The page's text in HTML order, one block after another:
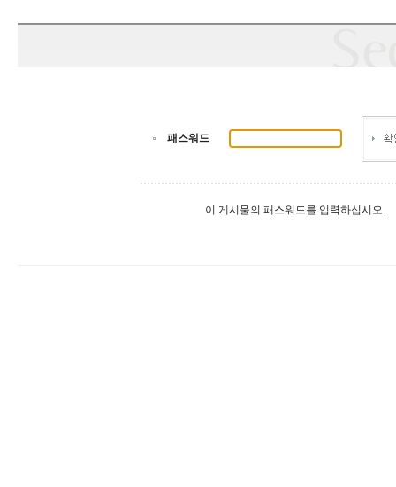
패스워드
이 게시물의 패스워드를 입력하십시오.